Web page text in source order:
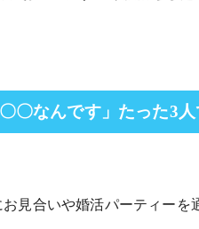
〇なんです」たった3
見合いや婚活パーティーを